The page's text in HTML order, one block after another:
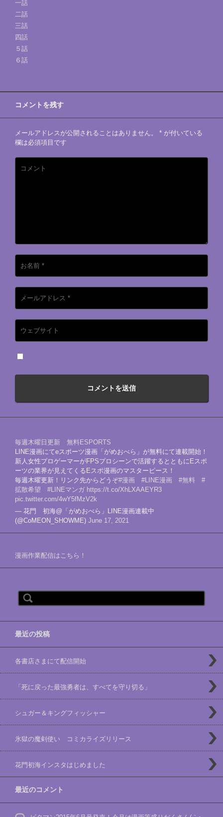
一話
二話
三話
四話
５話
６話
コメントを残す
メールアドレスが公開されることはありません。 * が付いている
欄は必須項目です
毎週木曜日更新 無料ESPORTS
LINE漫画にてeスポーツ漫画「がめおべら」が無料にて連載開始！
新人女性プロゲーマーがFPSプロシーンで活躍するとともにEスポ
ーツの業界が見えてくるEスポ漫画のマスターピース！
毎週木曜更新！リンク先からどうぞ#漫画 #LINE漫画 #無料
#
拡散希望
#LINEマンガ https://t.co/XhLXAAEYR3
pic.twitter.com/4wY5fMzV2k
— 花門 初海@「がめおべら」LINE漫画連載中
(@CoMEON_SHOWME) June 17, 2021
漫画作業配信はこちら！
検索:
最近の投稿
各書店さまにて配信開始
「死に戻った最強勇者は、すべてを守り切る」
シュガー＆キングフィッシャー
氷獄の魔剣使い コミカライズリリース
花門初海インスタはじめました
最近のコメント